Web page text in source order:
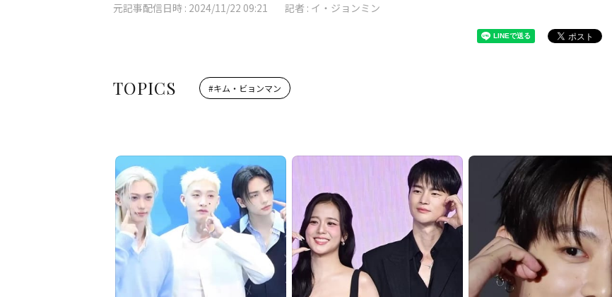
元記事配信日時 : 2024/11/22 09:21 記者 : イ・ジョンミン
TOPICS #キム・ビョンマン